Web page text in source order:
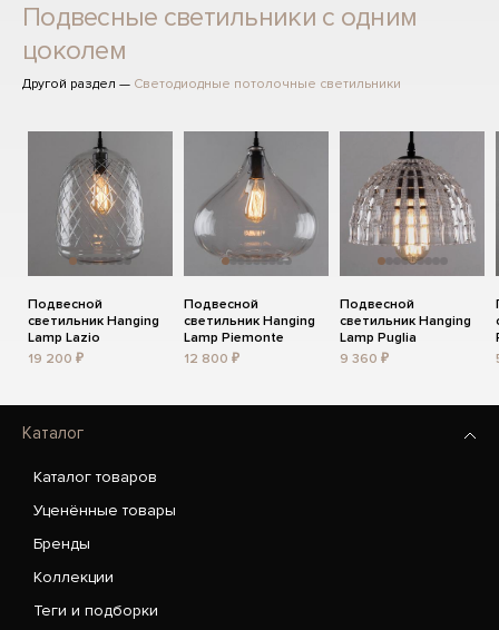
Подвесные светильники с одним
цоколем
Другой раздел — Светодиодные потолочные светильники
Подвесной
светильник Hanging
Lamp Lazio
19 200 ₽
Подвесной
светильник Hanging
Lamp Piemonte
12 800 ₽
Подвесной
светильник Hanging
Lamp Puglia
9 360 ₽
Каталог
Каталог товаров
Уценённые товары
Бренды
Коллекции
Теги и подборки